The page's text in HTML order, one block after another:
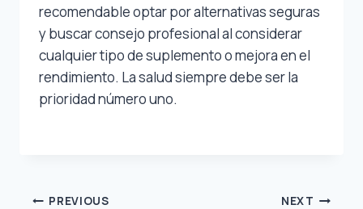
recomendable optar por alternativas seguras
y buscar consejo profesional al considerar
cualquier tipo de suplemento o mejora en el
rendimiento. La salud siempre debe ser la
prioridad número uno.
PREVIOUS NEXT